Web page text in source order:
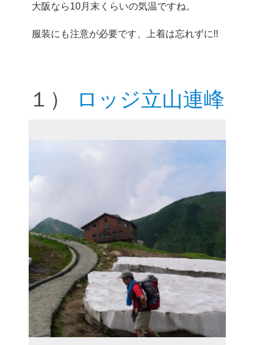
大阪なら10月末くらいの気温ですね。
服装にも注意が必要です、上着は忘れずに!!
１） ロッジ立山連峰